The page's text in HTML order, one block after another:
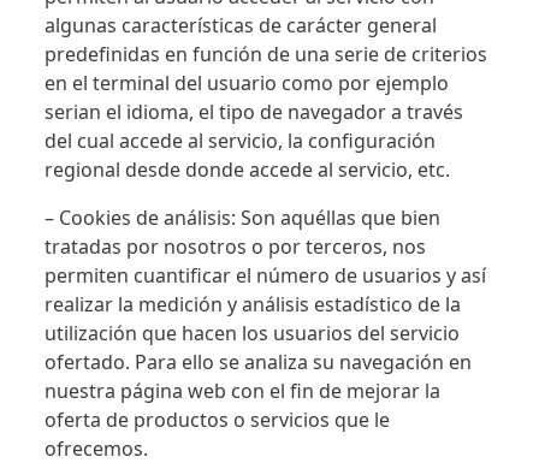
algunas características de carácter general
predefinidas en función de una serie de criterios
en el terminal del usuario como por ejemplo
serian el idioma, el tipo de navegador a través
del cual accede al servicio, la configuración
regional desde donde accede al servicio, etc.
– Cookies de análisis: Son aquéllas que bien
tratadas por nosotros o por terceros, nos
permiten cuantificar el número de usuarios y así
realizar la medición y análisis estadístico de la
utilización que hacen los usuarios del servicio
ofertado. Para ello se analiza su navegación en
nuestra página web con el fin de mejorar la
oferta de productos o servicios que le
ofrecemos.